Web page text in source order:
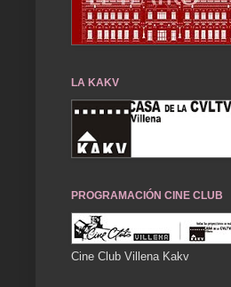
LA KAKV
PROGRAMACIÓN CINE CLUB
Cine Club Villena Kakv